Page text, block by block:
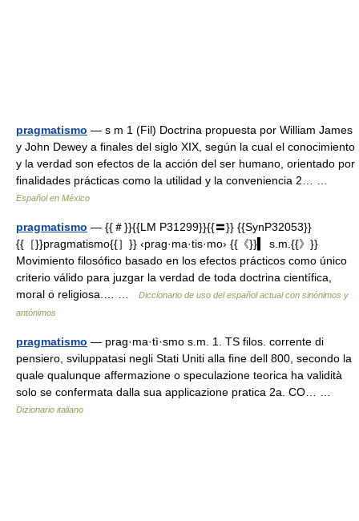
pragmatismo — s m 1 (Fil) Doctrina propuesta por William James
y John Dewey a finales del siglo XIX, según la cual el conocimiento
y la verdad son efectos de la acción del ser humano, orientado por
finalidades prácticas como la utilidad y la conveniencia 2… …
Español en México
pragmatismo — {{＃}}{{LM P31299}}{{〓}} {{SynP32053}}
{{［}}pragmatismo{{］}} ‹prag·ma·tis·mo› {{《}}▍ s.m.{{》}}
Movimiento filosófico basado en los efectos prácticos como único
criterio válido para juzgar la verdad de toda doctrina científica,
moral o religiosa.… …
Diccionario de uso del español actual con sinónimos y
antónimos
pragmatismo — prag·ma·tì·smo s.m. 1. TS filos. corrente di
pensiero, sviluppatasi negli Stati Uniti alla fine dell 800, secondo la
quale qualunque affermazione o speculazione teorica ha validità
solo se confermata dalla sua applicazione pratica 2a. CO… …
Dizionario italiano